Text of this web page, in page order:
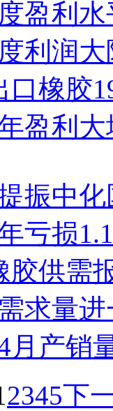
盈利
利润大
口橡胶
盈利大
振中
亏损
胶供需
求量
月产销
2345下